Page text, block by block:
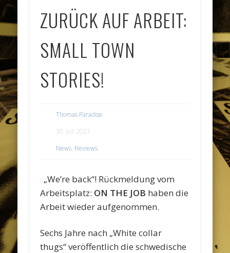
ZURÜCK AUF ARBEIT:
SMALL TOWN
STORIES!
Thomas Paradise
30. Juli 2021
News, Reviews
„We’re back“! Rückmeldung vom
Arbeitsplatz: ON THE JOB haben die
Arbeit wieder aufgenommen.
Sechs Jahre nach „White collar
thugs“ veröffentlich die schwedische